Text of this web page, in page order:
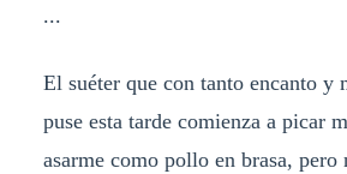
...
El suéter que con tanto encanto y
puse esta tarde comienza a picar
asarme como pollo en brasa, pero